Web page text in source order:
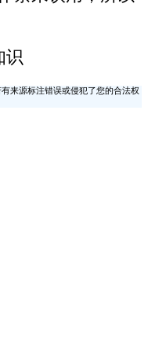
识
来源标注错误或侵犯了您的合法权